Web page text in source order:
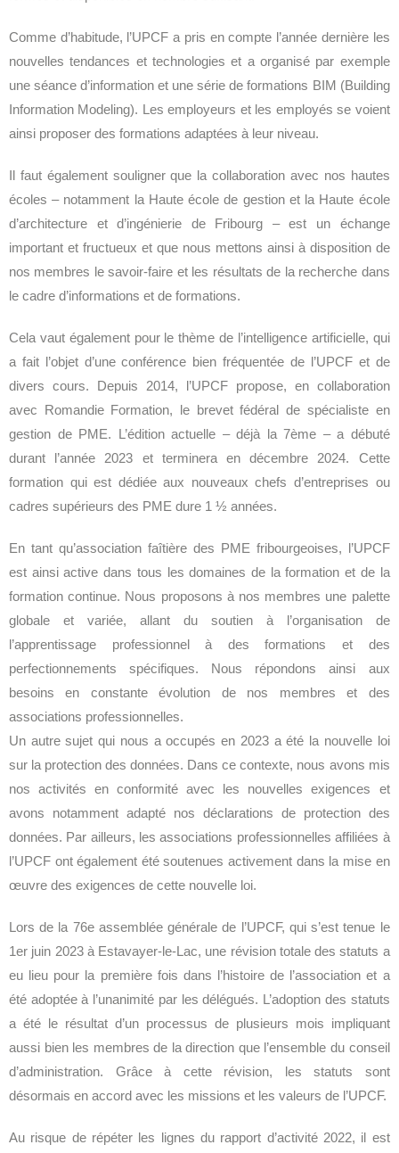
Comme d’habitude, l’UPCF a pris en compte l’année dernière les
nouvelles tendances et technologies et a organisé par exemple
une séance d’information et une série de formations BIM (Building
Information Modeling). Les employeurs et les employés se voient
ainsi proposer des formations adaptées à leur niveau.
Il faut également souligner que la collaboration avec nos hautes
écoles – notamment la Haute école de gestion et la Haute école
d’architecture et d’ingénierie de Fribourg – est un échange
important et fructueux et que nous mettons ainsi à disposition de
nos membres le savoir-faire et les résultats de la recherche dans
le cadre d’informations et de formations.
Cela vaut également pour le thème de l’intelligence artificielle, qui
a fait l’objet d’une conférence bien fréquentée de l’UPCF et de
divers cours. Depuis 2014, l’UPCF propose, en collaboration
avec Romandie Formation, le brevet fédéral de spécialiste en
gestion de PME. L’édition actuelle – déjà la 7ème – a débuté
durant l’année 2023 et terminera en décembre 2024. Cette
formation qui est dédiée aux nouveaux chefs d’entreprises ou
cadres supérieurs des PME dure 1 ½ années.
En tant qu’association faîtière des PME fribourgeoises, l’UPCF
est ainsi active dans tous les domaines de la formation et de la
formation continue. Nous proposons à nos membres une palette
globale et variée, allant du soutien à l’organisation de
l’apprentissage professionnel à des formations et des
perfectionnements spécifiques. Nous répondons ainsi aux
besoins en constante évolution de nos membres et des
associations professionnelles.
Un autre sujet qui nous a occupés en 2023 a été la nouvelle loi
sur la protection des données. Dans ce contexte, nous avons mis
nos activités en conformité avec les nouvelles exigences et
avons notamment adapté nos déclarations de protection des
données. Par ailleurs, les associations professionnelles affiliées à
l’UPCF ont également été soutenues activement dans la mise en
œuvre des exigences de cette nouvelle loi.
Lors de la 76e assemblée générale de l’UPCF, qui s’est tenue le
1er juin 2023 à Estavayer-le-Lac, une révision totale des statuts a
eu lieu pour la première fois dans l’histoire de l’association et a
été adoptée à l’unanimité par les délégués. L’adoption des statuts
a été le résultat d’un processus de plusieurs mois impliquant
aussi bien les membres de la direction que l’ensemble du conseil
d’administration. Grâce à cette révision, les statuts sont
désormais en accord avec les missions et les valeurs de l’UPCF.
Au risque de répéter les lignes du rapport d’activité 2022, il est